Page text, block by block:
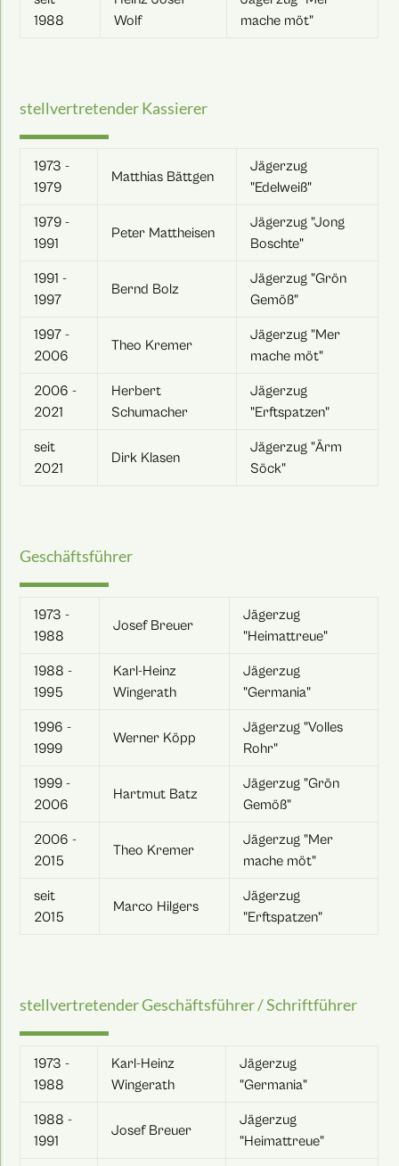
1988
Wolf
mache möt"
stellvertretender Kassierer
1973 -
1979
Matthias Bättgen
Jägerzug
"Edelweiß"
1979 -
1991
Peter Mattheisen
Jägerzug "Jong
Boschte"
1991 -
1997
Bernd Bolz
Jägerzug "Grön
Gemöß"
1997 -
2006
Theo Kremer
Jägerzug "Mer
mache möt"
2006 -
2021
Herbert
Schumacher
Jägerzug
"Erftspatzen"
seit
2021
Dirk Klasen
Jägerzug "Ärm
Söck"
Geschäftsführer
1973 -
1988
Josef Breuer
Jägerzug
"Heimattreue"
1988 -
1995
Karl-Heinz
Wingerath
Jägerzug
"Germania"
1996 -
1999
Werner Köpp
Jägerzug "Volles
Rohr"
1999 -
2006
Hartmut Batz
Jägerzug "Grön
Gemöß"
2006 -
2015
Theo Kremer
Jägerzug "Mer
mache möt"
seit
2015
Marco Hilgers
Jägerzug
"Erftspatzen"
stellvertretender Geschäftsführer / Schriftführer
1973 -
1988
Karl-Heinz
Wingerath
Jägerzug
"Germania"
1988 -
1991
Josef Breuer
Jägerzug
"Heimattreue"